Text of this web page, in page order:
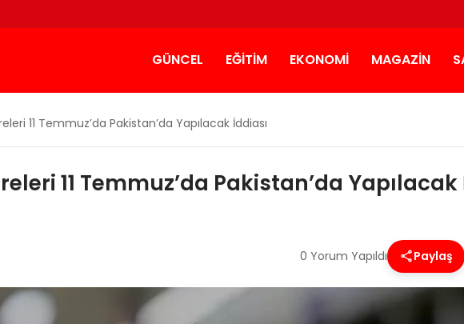
GÜNCEL EĞITIM EKONOMI MAGAZIN
11 Temmuz’da Pakistan’da Yapılacak İddiası
11 Temmuz’da Pakistan’da Yapılacak
0 Yorum Yapıldı Paylaş